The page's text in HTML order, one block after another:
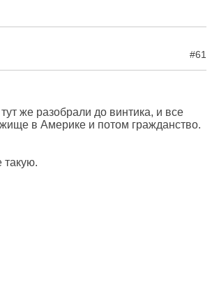
#61
же разобрали до винтика, и все
в Америке и потом гражданство.
такую.